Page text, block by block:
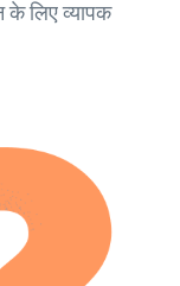
के लिए व्यापक